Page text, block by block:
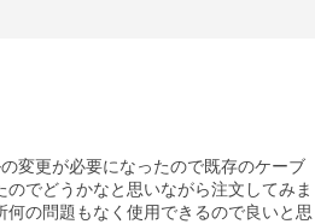
変更が必要になったので既存のケーブ
でどうかなと思いながら注文してみま
の問題もなく使用できるので良いと思